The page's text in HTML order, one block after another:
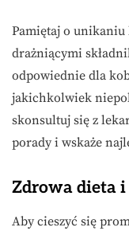
Pamiętaj o
drażniącymi
odpowiednie dla
jakichkolwiek
skonsultuj się z
porady i wskaże
Zdrowa dieta
Aby cieszyć się